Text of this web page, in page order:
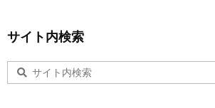
サイト内検索